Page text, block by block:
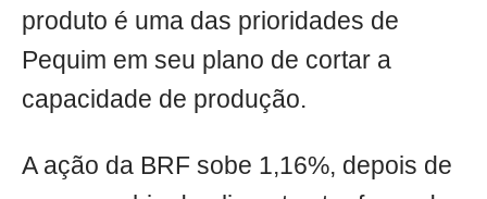
produto é uma das prioridades de
Pequim em seu plano de cortar a
capacidade de produção.
A ação da BRF sobe 1,16%, depois de